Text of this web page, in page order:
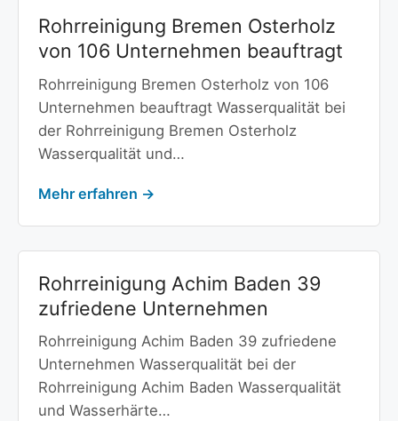
Rohrreinigung Bremen Osterholz
von 106 Unternehmen beauftragt
Rohrreinigung Bremen Osterholz von 106
Unternehmen beauftragt Wasserqualität bei
der Rohrreinigung Bremen Osterholz
Wasserqualität und…
Mehr erfahren →
Rohrreinigung Achim Baden 39
zufriedene Unternehmen
Rohrreinigung Achim Baden 39 zufriedene
Unternehmen Wasserqualität bei der
Rohrreinigung Achim Baden Wasserqualität
und Wasserhärte…